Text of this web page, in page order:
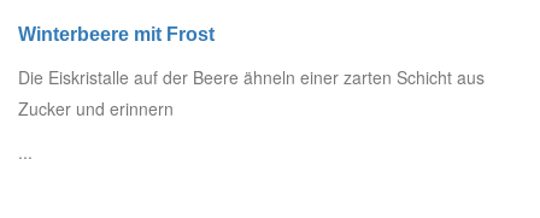
Winterbeere mit Frost
Die Eiskristalle auf der Beere ähneln einer zarten Schicht aus
Zucker und erinnern
...